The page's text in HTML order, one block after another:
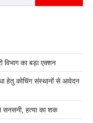
विभाग का बड़ा एक्शन
हेतु कोचिंग संस्थानों से आवेदन
सनसनी, हत्या का शक